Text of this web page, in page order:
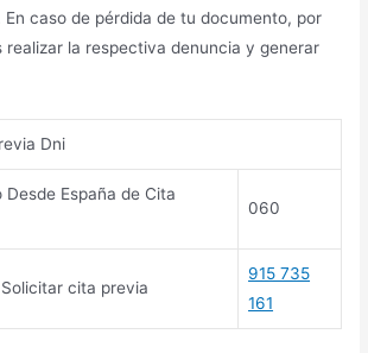
En caso de pérdida de tu documento, por
realizar la respectiva denuncia y generar
Dni
España de Cita
060
cita previa
915 735
161